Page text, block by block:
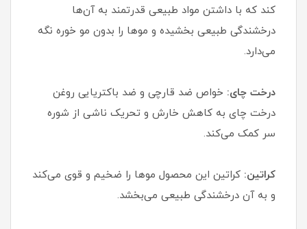
کند که با داشتن مواد طبیعی قدرتمند به آن‌ها
درخشندگی طبیعی بخشیده و موها را بدون مو خوره نگه
می‌دارد.
درخت چای: خواص ضد قارچی و ضد باکتریایی روغن
درخت چای به کاهش خارش و تحریک ناشی از شوره
سر کمک می‌کند.
کراتین: کراتین این محصول موها را ضخیم و قوی می‌کند
و به آن‌ درخشندگی طبیعی می‌بخشد.